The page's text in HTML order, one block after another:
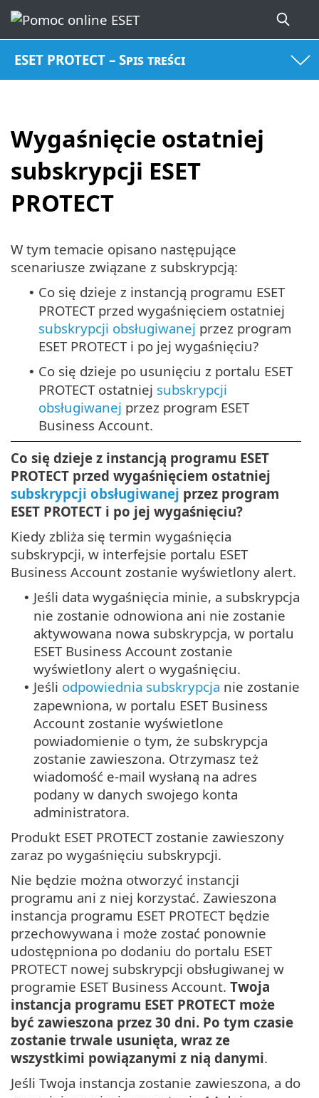
ESET PROTECT – Spis treści
Wygaśnięcie ostatniej
subskrypcji ESET
PROTECT
W tym temacie opisano następujące
scenariusze związane z subskrypcją:
• Co się dzieje z instancją programu ESET
PROTECT przed wygaśnięciem ostatniej
subskrypcji obsługiwanej przez program
ESET PROTECT i po jej wygaśnięciu?
• Co się dzieje po usunięciu z portalu ESET
PROTECT ostatniej subskrypcji
obsługiwanej przez program ESET
Business Account.
Co się dzieje z instancją programu ESET
PROTECT przed wygaśnięciem ostatniej
subskrypcji obsługiwanej przez program
ESET PROTECT i po jej wygaśnięciu?
Kiedy zbliża się termin wygaśnięcia
subskrypcji, w interfejsie portalu ESET
Business Account zostanie wyświetlony alert.
• Jeśli data wygaśnięcia minie, a subskrypcja
nie zostanie odnowiona ani nie zostanie
aktywowana nowa subskrypcja, w portalu
ESET Business Account zostanie
wyświetlony alert o wygaśnięciu.
• Jeśli odpowiednia subskrypcja nie zostanie
zapewniona, w portalu ESET Business
Account zostanie wyświetlone
powiadomienie o tym, że subskrypcja
zostanie zawieszona. Otrzymasz też
wiadomość e-mail wysłaną na adres
podany w danych swojego konta
administratora.
Produkt ESET PROTECT zostanie zawieszony
zaraz po wygaśnięciu subskrypcji.
Nie będzie można otworzyć instancji
programu ani z niej korzystać. Zawieszona
instancja programu ESET PROTECT będzie
przechowywana i może zostać ponownie
udostępniona po dodaniu do portalu ESET
PROTECT nowej subskrypcji obsługiwanej w
programie ESET Business Account. Twoja
instancja programu ESET PROTECT może
być zawieszona przez 30 dni. Po tym czasie
zostanie trwale usunięta, wraz ze
wszystkimi powiązanymi z nią danymi.
Jeśli Twoja instancja zostanie zawieszona, a do